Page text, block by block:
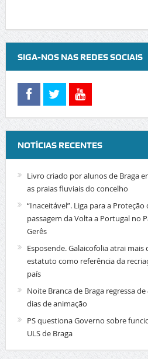
SIGA-NOS NAS REDES SOCIAIS
NOTÍCIAS RECENTES
Livro criado por alunos de Braga
as praias fluviais do concelho
“Inaceitável”. Liga para a
passagem da Volta a Portugal no
Gerês
Esposende. Galaicofolia atrai
estatuto como referência da
país
Noite Branca de Braga regressa
dias de animação
PS questiona Governo sobre
ULS de Braga